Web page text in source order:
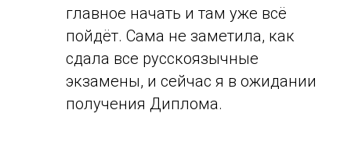
главное начать и там уже всё
пойдёт. Сама не заметила, как
сдала все русскоязычные
экзамены, и сейчас я в ожидании
получения Диплома.